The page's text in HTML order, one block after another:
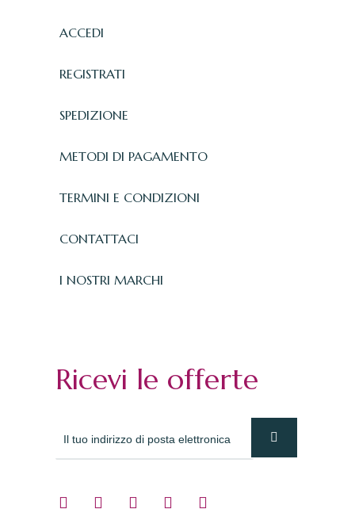
ACCEDI
REGISTRATI
SPEDIZIONE
METODI DI PAGAMENTO
TERMINI E CONDIZIONI
CONTATTACI
I NOSTRI MARCHI
Ricevi le offerte